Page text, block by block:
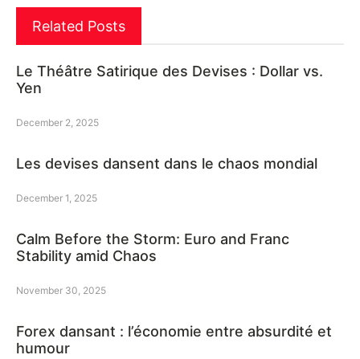
Related Posts
Le Théâtre Satirique des Devises : Dollar vs.
Yen
December 2, 2025
Les devises dansent dans le chaos mondial
December 1, 2025
Calm Before the Storm: Euro and Franc
Stability amid Chaos
November 30, 2025
Forex dansant : l’économie entre absurdité et
humour